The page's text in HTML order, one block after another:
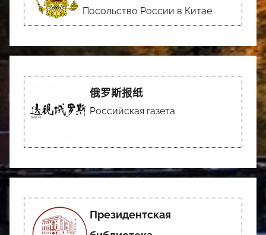
Посольство России в Китае
俄罗斯报纸
Российская газета
Президентская